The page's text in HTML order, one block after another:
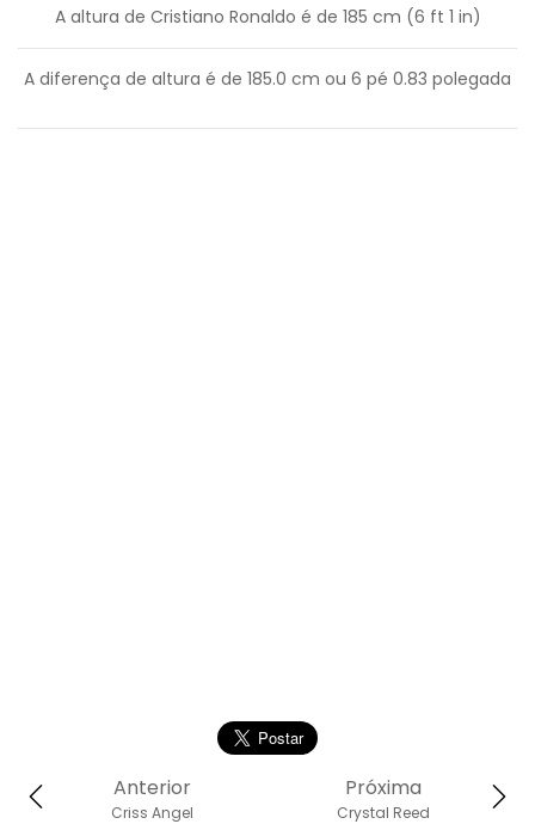
A altura de Cristiano Ronaldo é de 185 cm (6 ft 1 in)
A diferença de altura é de 185.0 cm ou 6 pé 0.83 polegada
Próxima
Crystal Reed
Anterior
Criss Angel